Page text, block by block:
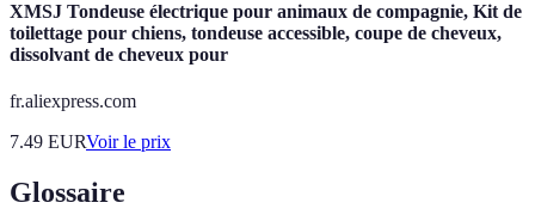
XMSJ Tondeuse électrique pour animaux de compagnie, Kit de
toilettage pour chiens, tondeuse accessible, coupe de cheveux,
dissolvant de cheveux pour
fr.aliexpress.com
7.49 EURVoir le prix
Glossaire